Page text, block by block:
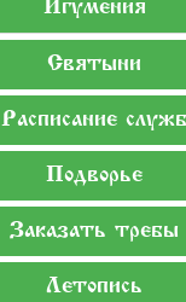
Игумения
Святыни
Расписание служб
Подворье
Заказать требы
Летопись